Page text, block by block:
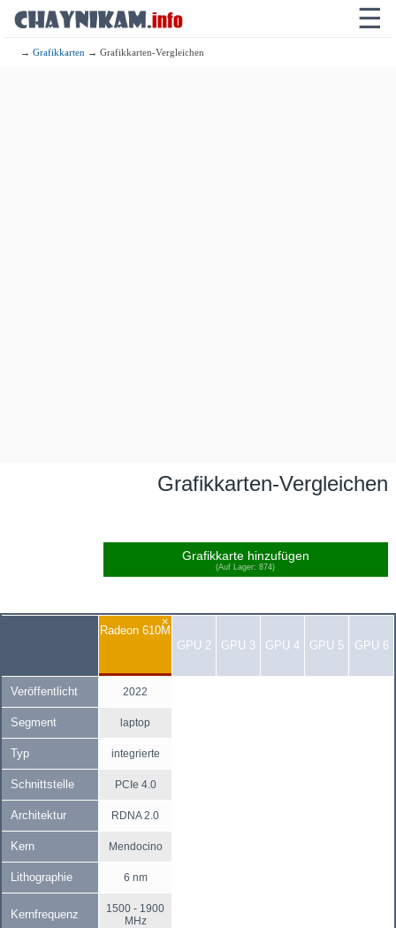
☰
→Grafikkarten → Grafikkarten-Vergleichen
Grafikkarten-Vergleichen
Grafikkarte hinzufügen
(Auf Lager: 874)
×
Radeon 610M
GPU 2
GPU 3 GPU 4 GPU 5 GPU 6
Veröffentlicht 2022
Segment laptop
Typ integrierte
Schnittstelle PCIe 4.0
Architektur RDNA 2.0
Kern Mendocino
Lithographie 6 nm
Kernfrequenz
1500 - 1900
MHz